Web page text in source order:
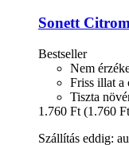
SonettCitrom
Bestseller
Nem
Friss illat a
Tiszta
1.760 Ft (1.760
Szállítás eddig: